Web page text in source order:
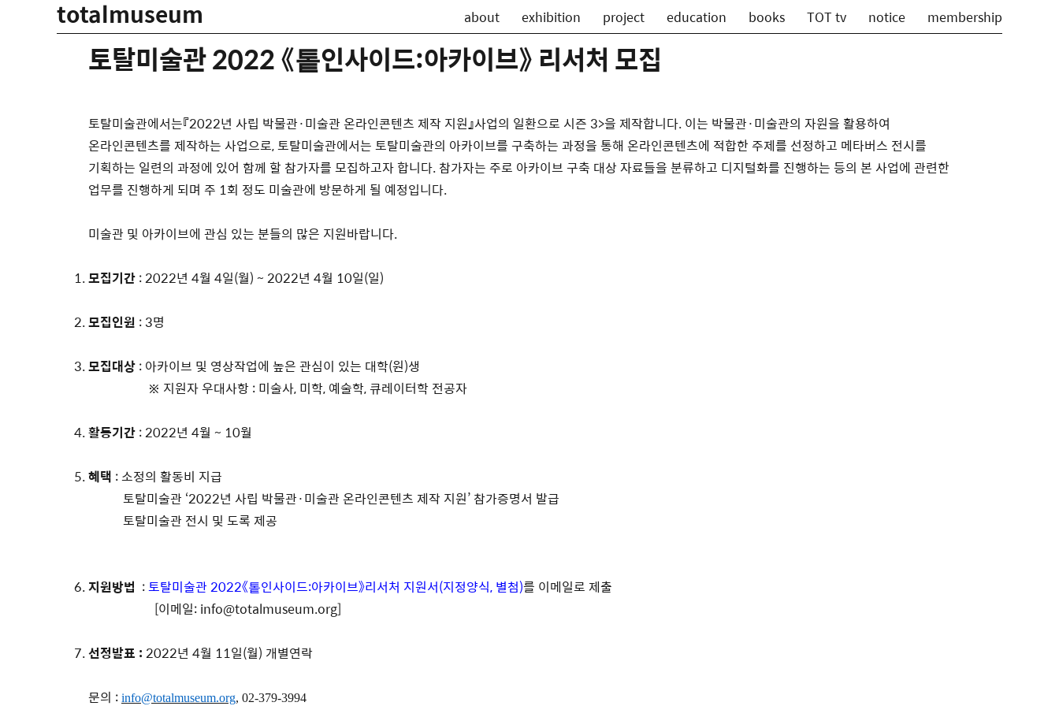
totalmuseum about exhibition project education books TOT tv notice membership
토탈미술관 2022 《톹인사이드:아카이브》 리서처 모집
토탈미술관에서는『2022년 사립 박물관·미술관 온라인콘텐츠 제작 지원』사업의 일환으로 시즌 3>을 제작합니다. 이는 박물관·미술관의 자원을 활용하여
온라인콘텐츠를 제작하는 사업으로, 토탈미술관에서는 토탈미술관의 아카이브를 구축하는 과정을 통해 온라인콘텐츠에 적합한 주제를 선정하고 메타버스 전시를
기획하는 일련의 과정에 있어 함께 할 참가자를 모집하고자 합니다. 참가자는 주로 아카이브 구축 대상 자료들을 분류하고 디지털화를 진행하는 등의 본 사업에 관련한
업무를 진행하게 되며 주 1회 정도 미술관에 방문하게 될 예정입니다.
미술관 및 아카이브에 관심 있는 분들의 많은 지원바랍니다.
모집기간 : 2022년 4월 4일(월) ~ 2022년 4월 10일(일)
모집인원 : 3명
모집대상 : 아카이브 및 영상작업에 높은 관심이 있는 대학(원)생
※ 지원자 우대사항 : 미술사, 미학, 예술학, 큐레이터학 전공자
활동기간 : 2022년 4월 ~ 10월
혜택 : 소정의 활동비 지급
토탈미술관 ‘2022년 사립 박물관·미술관 온라인콘텐츠 제작 지원’ 참가증명서 발급
토탈미술관 전시 및 도록 제공
지원방법 :토탈미술관 2022《톹인사이드:아카이브》리서처 지원서(지정양식, 별첨)를 이메일로 제출
[이메일: info@totalmuseum.org]
선정발표 : 2022년 4월 11일(월) 개별연락
문의 : info@totalmuseum.org, 02-379-3994